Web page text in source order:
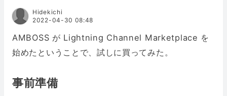
Hidekichi
2022-04-30 08:48
AMBOSS が Lightning Channel Marketplace を
始めたということで、試しに買ってみた。
事前準備